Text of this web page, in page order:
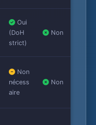
Oui
(DoH
strict)
Non
Non
nécess
aire
Non